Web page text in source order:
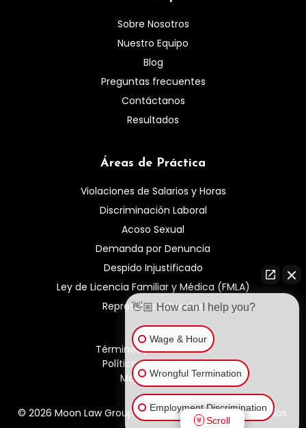
Sobre Nosotros
Nuestro Equipo
Blog
Preguntas frecuentes
Contáctanos
Resultados
Áreas de Práctica
Violaciones de Salarios y Horas
Discriminación Laboral
Acoso Sexual
Demanda por Denuncia
Despido Injustificado
Ley de Licencia Familiar y Médica (FMLA)
Represalias Laborales
© 2026 Moon Law Group. Todos los derechos reservados.
Términos y Condiciones
Política de Privacidad
Mapa del Sitio
👋🏼 How can I help you?
Wage & Hour
Wrongful Termination
Employment Discrimination
Scroll